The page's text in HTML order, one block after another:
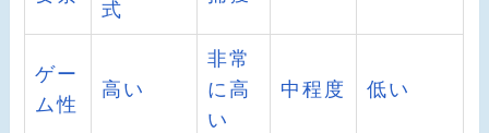
式
ゲー
ム性
高い
非常
に高
い
中程度 低い